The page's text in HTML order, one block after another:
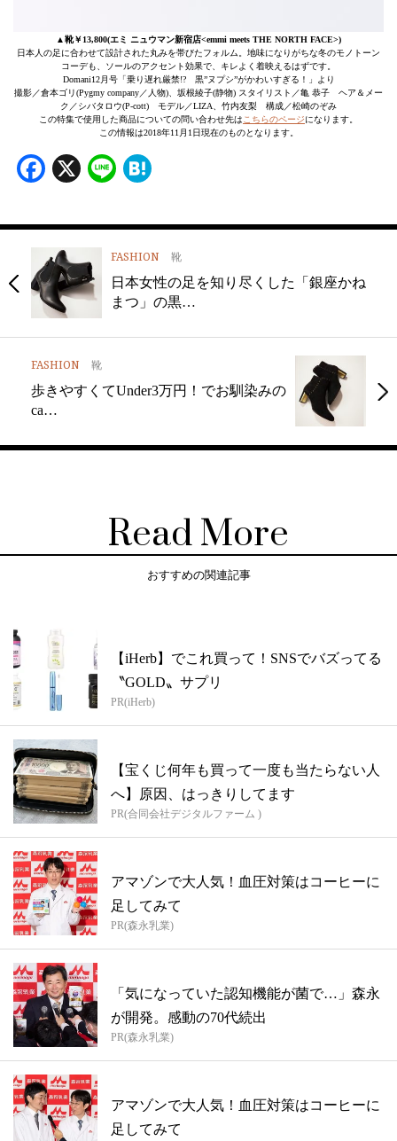
▲靴￥13,800(エミ ニュウマン新宿店<emmi meets THE NORTH FACE>)
日本人の足に合わせて設計された丸みを帯びたフォルム。地味になりがちな冬のモノトーン
コーデも、ソールのアクセント効果で、キレよく着映えるはずです。
Domani12月号「乗り遅れ厳禁!? 黒”ヌプシ”がかわいすぎる！」より
撮影／倉本ゴリ(Pygmy company／人物)、坂根綾子(静物) スタイリスト／亀 恭子 ヘア＆メー
ク／シバタロウ(P-cott) モデル／LIZA、竹内友梨 構成／松崎のぞみ
この特集で使用した商品についての問い合わせ先は こちらのページになります。
この情報は2018年11月1日現在のものとなります。
Facebook
X Line
FASHION 靴
日本女性の足を知り尽くした「銀座かね
まつ」の黒…
FASHION 靴
歩きやすくてUnder3万円！でお馴染みの
ca…
Read More
おすすめの関連記事
【iHerb】でこれ買って！SNSでバズってる
〝GOLD〟サプリ
PR(iHerb)
【宝くじ何年も買って一度も当たらない人
へ】原因、はっきりしてます
PR(合同会社デジタルファーム )
アマゾンで大人気！血圧対策はコーヒーに
足してみて
PR(森永乳業)
「気になっていた認知機能が菌で…」森永
が開発。感動の70代続出
PR(森永乳業)
アマゾンで大人気！血圧対策はコーヒーに
足してみて